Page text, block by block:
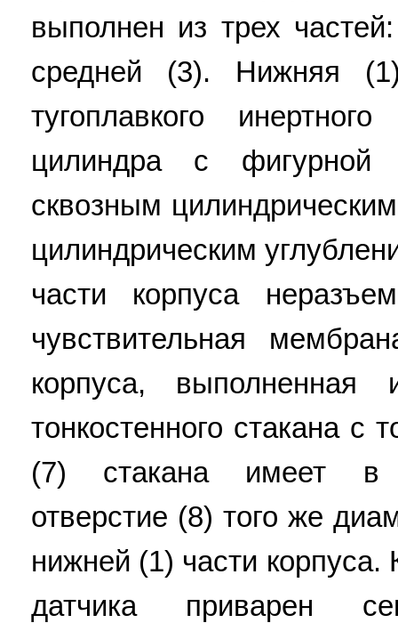
выполнен из трех
средней (3). Нижняя
тугоплавкого
цилиндра с фигурной
сквозным
цилиндрическим
части корпуса
чувствительная
корпуса,
тонкостенного стакана
(7) стакана имеет в
отверстие (8) того же
нижней (1) части корпуса.
датчика приварен